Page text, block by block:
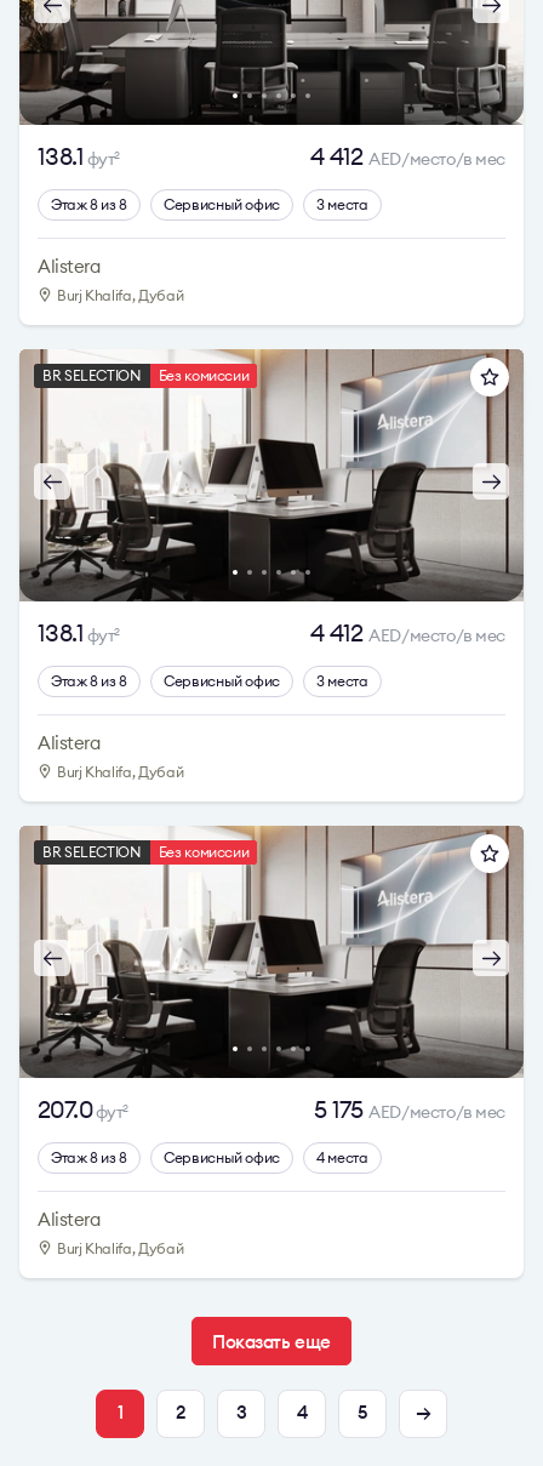
138.1 фут2 4 412AED/место/в мес
Этаж 8 из 8 Сервисный офис 3 места
Alistera
Burj Khalifa, Дубай
BR SELECTION Без комиссии
138.1 фут2 4 412AED/место/в мес
Этаж 8 из 8 Сервисный офис 3 места
Alistera
Burj Khalifa, Дубай
BR SELECTION Без комиссии
207.0фут2 5 175AED/место/в мес
Этаж 8 из 8 Сервисный офис 4 места
Alistera
Burj Khalifa, Дубай
Показать еще
1 2 3 4 5